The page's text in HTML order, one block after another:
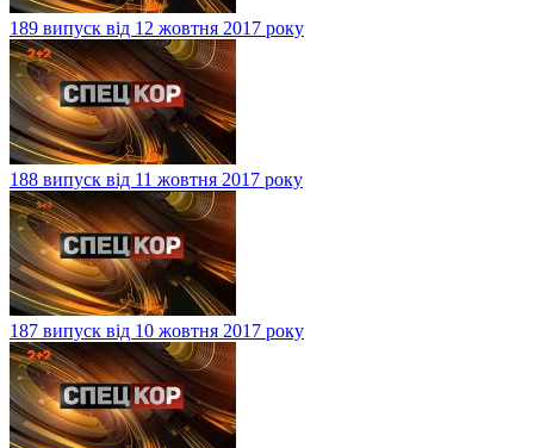
189 випуск від 12 жовтня 2017 року
188 випуск від 11 жовтня 2017 року
187 випуск від 10 жовтня 2017 року